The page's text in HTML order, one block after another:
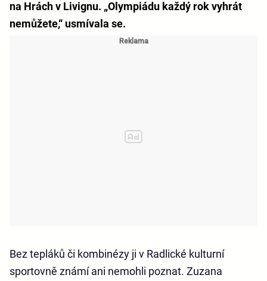
na Hrách v Livignu. „Olympiádu každý rok vyhrát
nemůžete,“ usmívala se.
Bez tepláků či kombinézy ji v Radlické kulturní
sportovně známí ani nemohli poznat. Zuzana